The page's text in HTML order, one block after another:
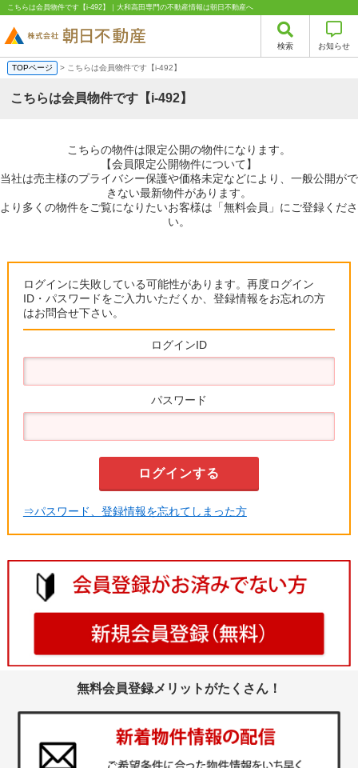
こちらは会員物件です【i-492】｜大和高田専門の不動産情報は朝日不動産へ
検索 お知らせ
TOPページ > こちらは会員物件です【i-492】
こちらは会員物件です【i-492】
こちらの物件は限定公開の物件になります。
【会員限定公開物件について】
当社は売主様のプライバシー保護や価格未定などにより、一般公開がで
きない最新物件があります。
より多くの物件をご覧になりたいお客様は「無料会員」にご登録くださ
い。
ログインに失敗している可能性があります。再度ログイン
ID・パスワードをご入力いただくか、登録情報をお忘れの方
はお問合せ下さい。
ログインID
パスワード
⇒パスワード、登録情報を忘れてしまった方
無料会員登録メリットがたくさん！